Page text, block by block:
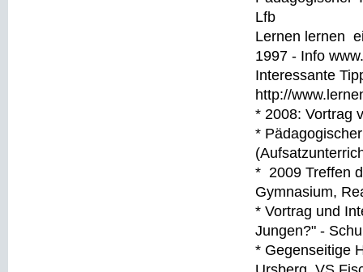
Lfb
Lernen lernen
1997 - Info
Interessante
http://
* 2008: Vortrag
*
* 2009 Treffen
Gymnasium,
* Vortrag und
Jungen?" -
* Gegenseitige